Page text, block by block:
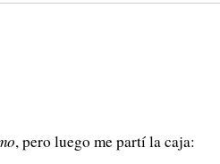
, pero luego me partí la caja: